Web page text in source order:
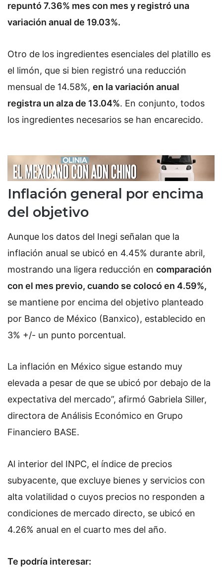
repuntó 7.36% mes con mes y registró una
variación anual de 19.03%.
Otro de los ingredientes esenciales del platillo es
el limón, que si bien registró una reducción
mensual de 14.58%, en la variación anual
registra un alza de 13.04%. En conjunto, todos
los ingredientes necesarios se han encarecido.
Inflación general por encima
del objetivo
Aunque los datos del Inegi señalan que la
inflación anual se ubicó en 4.45% durante abril,
mostrando una ligera reducción en comparación
con el mes previo, cuando se colocó en 4.59%,
se mantiene por encima del objetivo planteado
por Banco de México (Banxico), establecido en
3% +/- un punto porcentual.
La inflación en México sigue estando muy
elevada a pesar de que se ubicó por debajo de la
expectativa del mercado”, afirmó Gabriela Siller,
directora de Análisis Económico en Grupo
Financiero BASE.
Al interior del INPC, el índice de precios
subyacente, que excluye bienes y servicios con
alta volatilidad o cuyos precios no responden a
condiciones de mercado directo, se ubicó en
4.26% anual en el cuarto mes del año.
Te podría interesar: